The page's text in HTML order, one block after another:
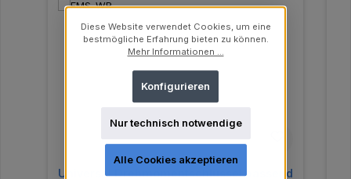
Universal Drehmomentschlüssel passend
Diese Website verwendet Cookies, um eine
bestmögliche Erfahrung bieten zu können.
Mehr Informationen ...
Nur technisch notwendige
Konfigurieren
Alle Cookies akzeptieren